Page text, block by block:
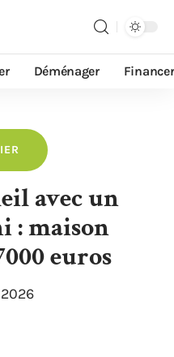
Déménager Financer
avec un
: maison
euros